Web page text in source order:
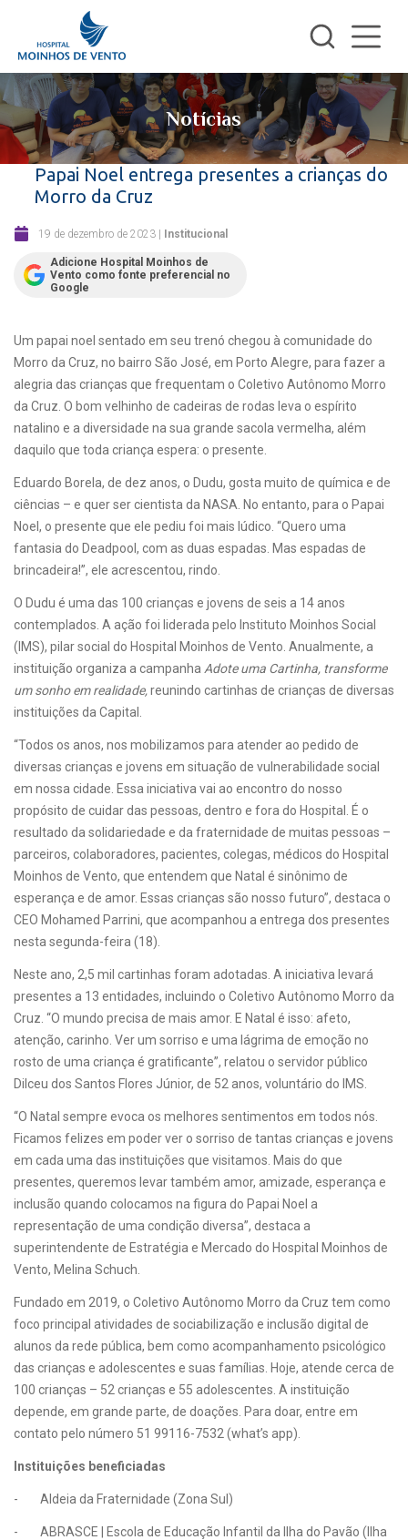
Notícias
Papai Noel entrega presentes a crianças do
Morro da Cruz
19 de dezembro de 2023 | Institucional
Adicione Hospital Moinhos de
Vento como fonte preferencial no
Google
Um papai noel sentado em seu trenó chegou à comunidade do
Morro da Cruz, no bairro São José, em Porto Alegre, para fazer a
alegria das crianças que frequentam o Coletivo Autônomo Morro
da Cruz. O bom velhinho de cadeiras de rodas leva o espírito
natalino e a diversidade na sua grande sacola vermelha, além
daquilo que toda criança espera: o presente.
Eduardo Borela, de dez anos, o Dudu, gosta muito de química e de
ciências – e quer ser cientista da NASA. No entanto, para o Papai
Noel, o presente que ele pediu foi mais lúdico. “Quero uma
fantasia do Deadpool, com as duas espadas. Mas espadas de
brincadeira!”, ele acrescentou, rindo.
O Dudu é uma das 100 crianças e jovens de seis a 14 anos
contemplados. A ação foi liderada pelo Instituto Moinhos Social
(IMS), pilar social do Hospital Moinhos de Vento. Anualmente, a
instituição organiza a campanha Adote uma Cartinha, transforme
um sonho em realidade,reunindo cartinhas de crianças de diversas
instituições da Capital.
“Todos os anos, nos mobilizamos para atender ao pedido de
diversas crianças e jovens em situação de vulnerabilidade social
em nossa cidade. Essa iniciativa vai ao encontro do nosso
propósito de cuidar das pessoas, dentro e fora do Hospital. É o
resultado da solidariedade e da fraternidade de muitas pessoas –
parceiros, colaboradores, pacientes, colegas, médicos do Hospital
Moinhos de Vento, que entendem que Natal é sinônimo de
esperança e de amor. Essas crianças são nosso futuro”, destaca o
CEO Mohamed Parrini, que acompanhou a entrega dos presentes
nesta segunda-feira (18).
Neste ano, 2,5 mil cartinhas foram adotadas. A iniciativa levará
presentes a 13 entidades, incluindo o Coletivo Autônomo Morro da
Cruz. “O mundo precisa de mais amor. E Natal é isso: afeto,
atenção, carinho. Ver um sorriso e uma lágrima de emoção no
rosto de uma criança é gratificante”, relatou o servidor público
Dilceu dos Santos Flores Júnior, de 52 anos, voluntário do IMS.
“O Natal sempre evoca os melhores sentimentos em todos nós.
Ficamos felizes em poder ver o sorriso de tantas crianças e jovens
em cada uma das instituições que visitamos. Mais do que
presentes, queremos levar também amor, amizade, esperança e
inclusão quando colocamos na figura do Papai Noel a
representação de uma condição diversa”, destaca a
superintendente de Estratégia e Mercado do Hospital Moinhos de
Vento, Melina Schuch.
Fundado em 2019, o Coletivo Autônomo Morro da Cruz tem como
foco principal atividades de sociabilização e inclusão digital de
alunos da rede pública, bem como acompanhamento psicológico
das crianças e adolescentes e suas famílias. Hoje, atende cerca de
100 crianças – 52 crianças e 55 adolescentes. A instituição
depende, em grande parte, de doações. Para doar, entre em
contato pelo número 51 99116-7532 (what’s app).
Instituições beneficiadas
- Aldeia da Fraternidade (Zona Sul)
- ABRASCE | Escola de Educação Infantil da Ilha do Pavão (Ilha